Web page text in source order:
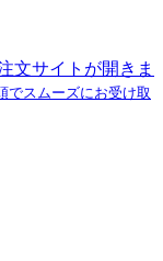
文サイトが開きま
でスムーズにお受け取